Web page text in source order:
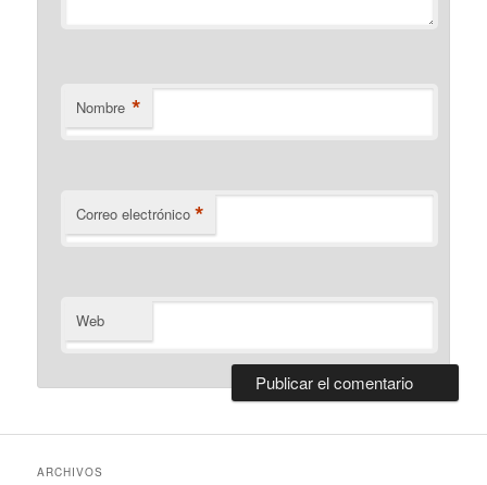
Nombre *
Correo electrónico *
Web
ARCHIVOS